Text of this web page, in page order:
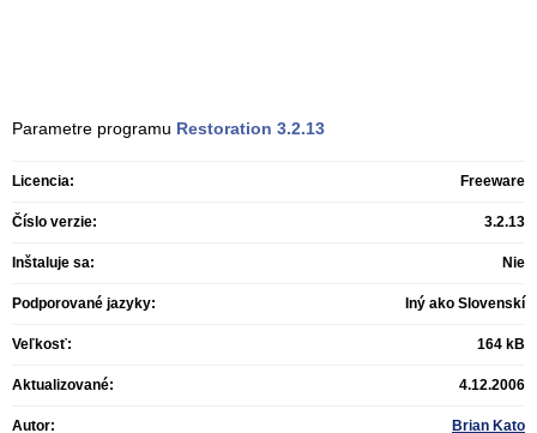
Parametre programu Restoration 3.2.13
Licencia: Freeware
Číslo verzie: 3.2.13
Inštaluje sa: Nie
Podporované jazyky: Iný ako Slovenskí
Veľkosť: 164 kB
Aktualizované: 4.12.2006
Autor: Brian Kato